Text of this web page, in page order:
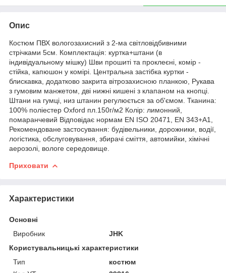
Опис
Костюм ПВХ вологозахисний з 2-ма світловідбивними
стрічками 5см. Комплектація: куртка+штани (в
індивідуальному мішку) Шви прошиті та проклеєні, комір -
стійка, капюшон у комірі. Центральна застібка куртки -
блискавка, додатково закрита вітрозахисною планкою, Рукава
з гумовим манжетом, дві нижні кишені з клапаном на кнопці.
Штани на гумці, низ штанин регулюється за об'ємом. Тканина:
100% поліестер Oxford пл.150г/м2 Колір: лимонний,
помаранчевий Відповідає нормам EN ISO 20471, EN 343+A1,
Рекомендоване застосування: будівельники, дорожники, водії,
логістика, обслуговування, збирачі сміття, автомийки, хімічні
аерозолі, вологе середовище.
Приховати
Характеристики
Основні
Виробник
JHK
Користувальницькі характеристики
Тип
костюм